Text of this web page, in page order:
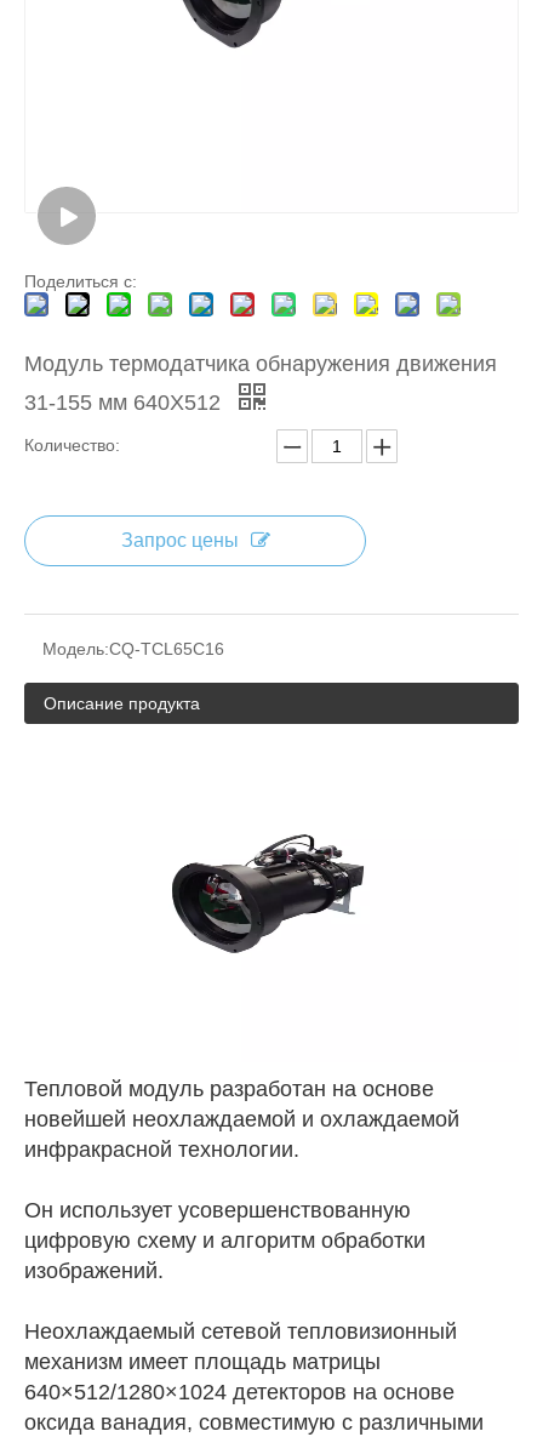
Поделиться с:
Модуль термодатчика обнаружения движения
31-155 мм 640X512
Количество:
Запрос цены
Модель:CQ-TCL65C16
Описание продукта
Тепловой модуль разработан на основе
новейшей неохлаждаемой и охлаждаемой
инфракрасной технологии.
Он использует усовершенствованную
цифровую схему и алгоритм обработки
изображений.
Неохлаждаемый сетевой тепловизионный
механизм имеет площадь матрицы
640×512/1280×1024 детекторов на основе
оксида ванадия, совместимую с различными